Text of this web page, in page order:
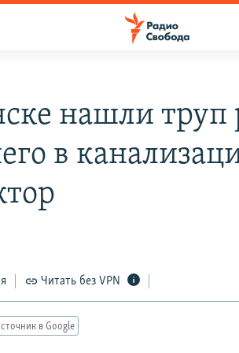
нашли труп
в
Читать без VPN
в Google